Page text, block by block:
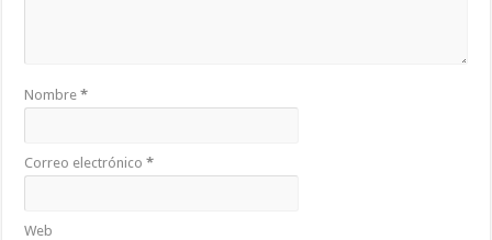
Nombre*
Correo electrónico*
Web